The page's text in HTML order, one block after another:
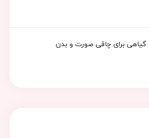
گیاهی برای چاقی صورت و بدن